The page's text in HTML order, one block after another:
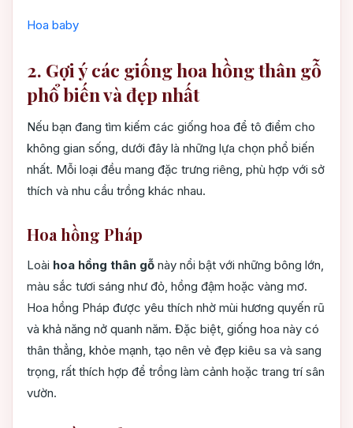
Hoa baby
2. Gợi ý các giống hoa hồng thân gỗ
phổ biến và đẹp nhất
Nếu bạn đang tìm kiếm các giống hoa để tô điểm cho
không gian sống, dưới đây là những lựa chọn phổ biến
nhất. Mỗi loại đều mang đặc trưng riêng, phù hợp với sở
thích và nhu cầu trồng khác nhau.
Hoa hồng Pháp
Loài hoa hồng thân gỗ này nổi bật với những bông lớn,
màu sắc tươi sáng như đỏ, hồng đậm hoặc vàng mơ.
Hoa hồng Pháp được yêu thích nhờ mùi hương quyến rũ
và khả năng nở quanh năm. Đặc biệt, giống hoa này có
thân thẳng, khỏe mạnh, tạo nên vẻ đẹp kiêu sa và sang
trọng, rất thích hợp để trồng làm cảnh hoặc trang trí sân
vườn.